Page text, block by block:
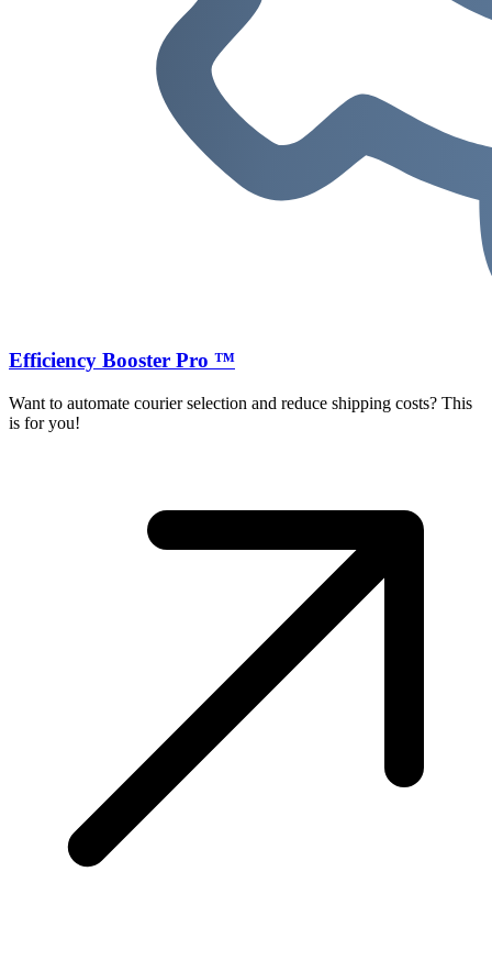
Efficiency Booster Pro ™
Want to automate courier selection and reduce shipping costs? This
is for you!